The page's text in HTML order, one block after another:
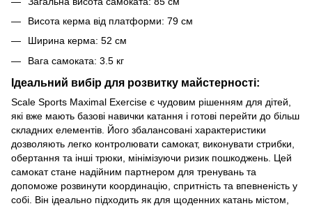
Висота керма від платформи: 79 см
Ширина керма: 52 см
Вага самоката: 3.5 кг
Ідеальний вибір для розвитку майстерності:
Scale Sports Maximal Exercise є чудовим рішенням для дітей,
які вже мають базові навички катання і готові перейти до більш
складних елементів. Його збалансовані характеристики
дозволяють легко контролювати самокат, виконувати стрибки,
обертання та інші трюки, мінімізуючи ризик пошкоджень. Цей
самокат стане надійним партнером для тренувань та
допоможе розвинути координацію, спритність та впевненість у
собі. Він ідеально підходить як для щоденних катань містом,